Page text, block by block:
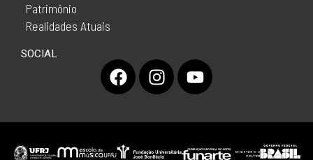
Patrimônio
Realidades Atuais
SOCIAL